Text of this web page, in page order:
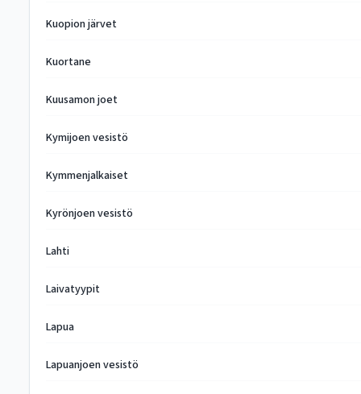
Kuopion järvet
Kuortane
Kuusamon joet
Kymijoen vesistö
Kymmenjalkaiset
Kyrönjoen vesistö
Lahti
Laivatyypit
Lapua
Lapuanjoen vesistö